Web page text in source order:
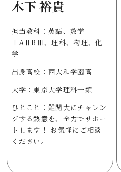
木下 裕貴
担当教科：英語、数学
ⅠAⅡBⅢ、理科、物理、化
学
出身高校：西大和学園高
大学：東京大学理科一類
ひとこと：難関大にチャレン
ジする熱意を、全力でサポー
トします！ お気軽にご相談
ください。